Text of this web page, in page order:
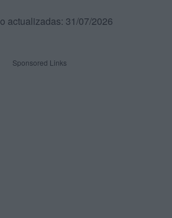
actualizadas: 31/07/2026
Sponsored Links